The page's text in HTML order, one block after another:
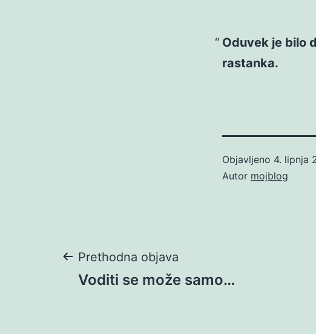
Oduvek je bilo
rastanka.
Objavljeno 4. lipnja
Autor mojblog
Navigacija
Prethodna objava
Voditi se može samo…